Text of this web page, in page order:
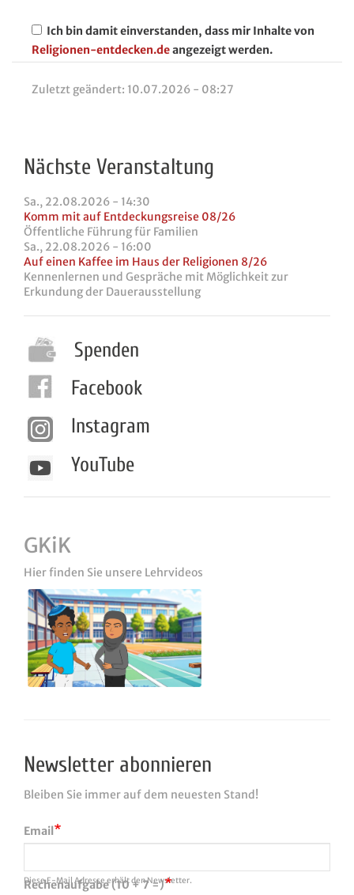
Ich bin damit einverstanden, dass mir Inhalte von
Religionen-entdecken.deangezeigt werden.
Zuletzt geändert: 10.07.2026 - 08:27
Nächste Veranstaltung
Sa., 22.08.2026 - 14:30
Komm mit auf Entdeckungsreise 08/26
Öffentliche Führung für Familien
Sa., 22.08.2026 - 16:00
Auf einen Kaffee im Haus der Religionen 8/26
Kennenlernen und Gespräche mit Möglichkeit zur
Erkundung der Dauerausstellung
Spenden
Facebook
Instagram
YouTube
GKiK
Hier finden Sie unsere Lehrvideos
Newsletter abonnieren
Email
Diese E-Mail Adresse erhält den Newsletter.
Bleiben Sie immer auf dem neuesten Stand!
Rechenaufgabe (10 + 7 =)